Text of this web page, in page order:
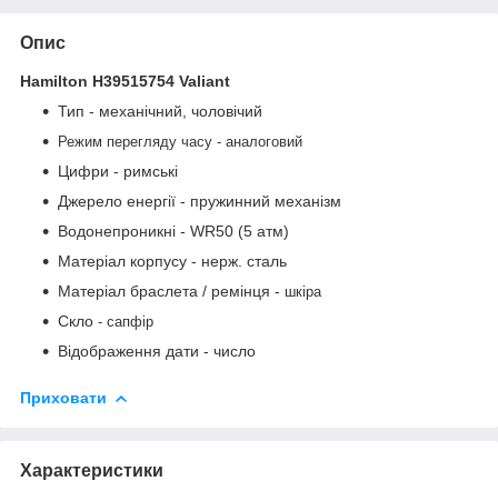
Опис
Hamilton H39515754 Valiant
Тип - механічний, чоловічий
Режим перегляду часу - аналоговий
Цифри - римські
Джерело енергії - пружинний механізм
Водонепроникні - WR50 (5 атм)
Матеріал корпусу - нерж. сталь
Матеріал браслета / ремінця - шкіра
Скло - сапфір
Відображення дати - число
Приховати
Характеристики